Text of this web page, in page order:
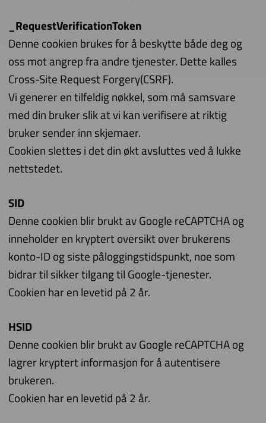
_RequestVerificationToken
Denne cookien brukes for å beskytte både deg og
oss mot angrep fra andre tjenester. Dette kalles
Cross-Site Request Forgery(CSRF).
Vi generer en tilfeldig nøkkel, som må samsvare
med din bruker slik at vi kan verifisere at riktig
bruker sender inn skjemaer.
Cookien slettes i det din økt avsluttes ved å lukke
nettstedet.
SID
Denne cookien blir brukt av Google reCAPTCHA og
inneholder en kryptert oversikt over brukerens
konto-ID og siste påloggingstidspunkt, noe som
bidrar til sikker tilgang til Google-tjenester.
Cookien har en levetid på 2 år.
HSID
Denne cookien blir brukt av Google reCAPTCHA og
lagrer kryptert informasjon for å autentisere
brukeren.
Cookien har en levetid på 2 år.